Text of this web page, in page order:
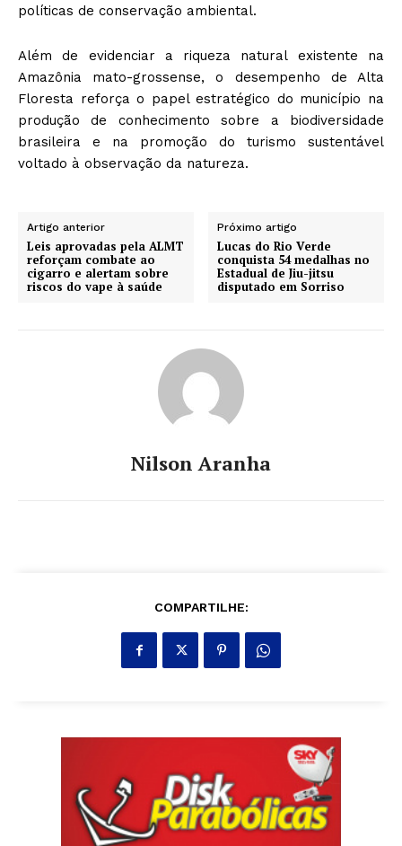
políticas de conservação ambiental.
Além de evidenciar a riqueza natural existente na
Amazônia mato-grossense, o desempenho de Alta
Floresta reforça o papel estratégico do município na
produção de conhecimento sobre a biodiversidade
brasileira e na promoção do turismo sustentável
voltado à observação da natureza.
Artigo anterior
Leis aprovadas pela ALMT
reforçam combate ao
cigarro e alertam sobre
riscos do vape à saúde
Próximo artigo
Lucas do Rio Verde
conquista 54 medalhas no
Estadual de Jiu-jitsu
disputado em Sorriso
Nilson Aranha
COMPARTILHE: